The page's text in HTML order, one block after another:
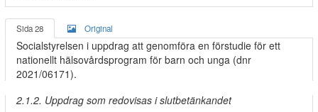
Sida 28 Original
Socialstyrelsen i uppdrag att genomföra en förstudie för ett
nationellt hälsovårdsprogram för barn och unga (dnr
2021/06171).
2.1.2. Uppdrag som redovisas i slutbetänkandet